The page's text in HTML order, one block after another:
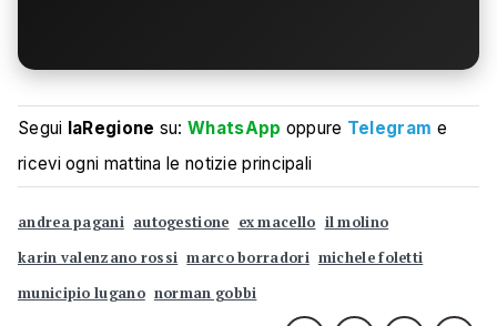
Segui laRegione su:WhatsApp oppure Telegram e
ricevi ogni mattina le notizie principali
andrea pagani autogestione ex macello il molino
karin valenzano rossi marco borradori michele foletti
municipio lugano norman gobbi